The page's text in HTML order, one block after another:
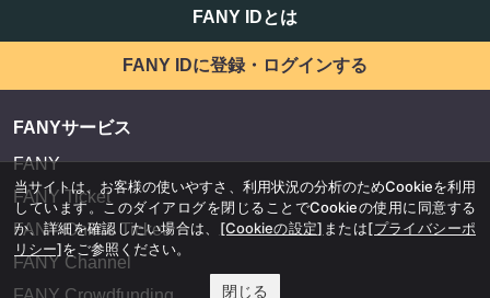
FANY IDとは
FANY IDに登録・ログインする
FANYサービス
FANY
FANY Ticket
FANY Online Ticket
FANY Channel
当サイトは、お客様の使いやすさ、利用状況の分析のためCookieを利用
しています。このダイアログを閉じることでCookieの使用に同意する
か、詳細を確認したい場合は、 [Cookieの設定] または[プライバシーポ
リシー]をご参照ください。
閉じる